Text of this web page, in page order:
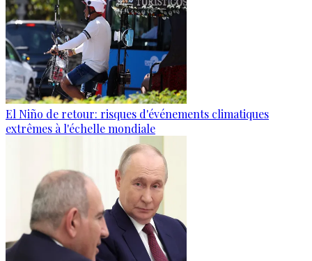
El Niño de retour: risques d'événements climatiques
extrêmes à l'échelle mondiale